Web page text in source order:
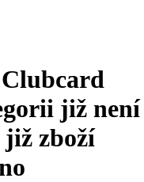
již není
již zboží